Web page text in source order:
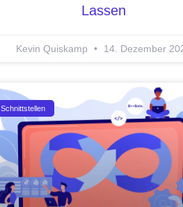
Lassen
Kevin Quiskamp 14. Dezember
Schnittstellen